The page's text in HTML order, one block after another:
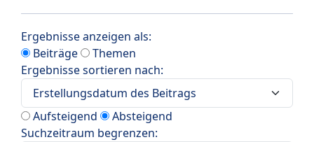
Ergebnisse anzeigen als:
Beiträge
Themen
Ergebnisse sortieren nach:
Aufsteigend
Absteigend
Suchzeitraum begrenzen: